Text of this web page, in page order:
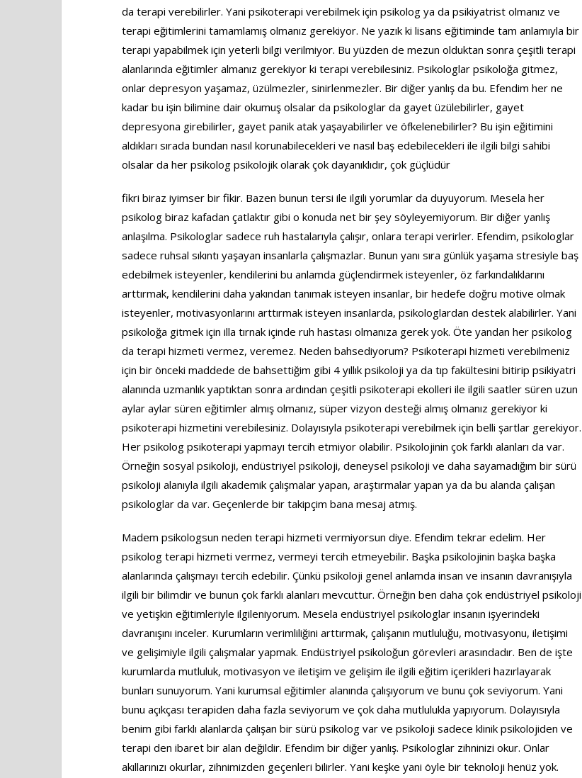
da terapi verebilirler. Yani psikoterapi verebilmek için psikolog ya da psikiyatrist olmanız ve
terapi eğitimlerini tamamlamış olmanız gerekiyor. Ne yazık ki lisans eğitiminde tam anlamıyla bir
terapi yapabilmek için yeterli bilgi verilmiyor. Bu yüzden de mezun olduktan sonra çeşitli terapi
alanlarında eğitimler almanız gerekiyor ki terapi verebilesiniz. Psikologlar psikoloğa gitmez,
onlar depresyon yaşamaz, üzülmezler, sinirlenmezler. Bir diğer yanlış da bu. Efendim her ne
kadar bu işin bilimine dair okumuş olsalar da psikologlar da gayet üzülebilirler, gayet
depresyona girebilirler, gayet panik atak yaşayabilirler ve öfkelenebilirler? Bu işin eğitimini
aldıkları sırada bundan nasıl korunabilecekleri ve nasıl baş edebilecekleri ile ilgili bilgi sahibi
olsalar da her psikolog psikolojik olarak çok dayanıklıdır, çok güçlüdür
fikri biraz iyimser bir fikir. Bazen bunun tersi ile ilgili yorumlar da duyuyorum. Mesela her
psikolog biraz kafadan çatlaktır gibi o konuda net bir şey söyleyemiyorum. Bir diğer yanlış
anlaşılma. Psikologlar sadece ruh hastalarıyla çalışır, onlara terapi verirler. Efendim, psikologlar
sadece ruhsal sıkıntı yaşayan insanlarla çalışmazlar. Bunun yanı sıra günlük yaşama stresiyle baş
edebilmek isteyenler, kendilerini bu anlamda güçlendirmek isteyenler, öz farkındalıklarını
arttırmak, kendilerini daha yakından tanımak isteyen insanlar, bir hedefe doğru motive olmak
isteyenler, motivasyonlarını arttırmak isteyen insanlarda, psikologlardan destek alabilirler. Yani
psikoloğa gitmek için illa tırnak içinde ruh hastası olmanıza gerek yok. Öte yandan her psikolog
da terapi hizmeti vermez, veremez. Neden bahsediyorum? Psikoterapi hizmeti verebilmeniz
için bir önceki maddede de bahsettiğim gibi 4 yıllık psikoloji ya da tıp fakültesini bitirip psikiyatri
alanında uzmanlık yaptıktan sonra ardından çeşitli psikoterapi ekolleri ile ilgili saatler süren uzun
aylar aylar süren eğitimler almış olmanız, süper vizyon desteği almış olmanız gerekiyor ki
psikoterapi hizmetini verebilesiniz. Dolayısıyla psikoterapi verebilmek için belli şartlar gerekiyor.
Her psikolog psikoterapi yapmayı tercih etmiyor olabilir. Psikolojinin çok farklı alanları da var.
Örneğin sosyal psikoloji, endüstriyel psikoloji, deneysel psikoloji ve daha sayamadığım bir sürü
psikoloji alanıyla ilgili akademik çalışmalar yapan, araştırmalar yapan ya da bu alanda çalışan
psikologlar da var. Geçenlerde bir takipçim bana mesaj atmış.
Madem psikologsun neden terapi hizmeti vermiyorsun diye. Efendim tekrar edelim. Her
psikolog terapi hizmeti vermez, vermeyi tercih etmeyebilir. Başka psikolojinin başka başka
alanlarında çalışmayı tercih edebilir. Çünkü psikoloji genel anlamda insan ve insanın davranışıyla
ilgili bir bilimdir ve bunun çok farklı alanları mevcuttur. Örneğin ben daha çok endüstriyel psikoloji
ve yetişkin eğitimleriyle ilgileniyorum. Mesela endüstriyel psikologlar insanın işyerindeki
davranışını inceler. Kurumların verimliliğini arttırmak, çalışanın mutluluğu, motivasyonu, iletişimi
ve gelişimiyle ilgili çalışmalar yapmak. Endüstriyel psikoloğun görevleri arasındadır. Ben de işte
kurumlarda mutluluk, motivasyon ve iletişim ve gelişim ile ilgili eğitim içerikleri hazırlayarak
bunları sunuyorum. Yani kurumsal eğitimler alanında çalışıyorum ve bunu çok seviyorum. Yani
bunu açıkçası terapiden daha fazla seviyorum ve çok daha mutlulukla yapıyorum. Dolayısıyla
benim gibi farklı alanlarda çalışan bir sürü psikolog var ve psikoloji sadece klinik psikolojiden ve
terapi den ibaret bir alan değildir. Efendim bir diğer yanlış. Psikologlar zihninizi okur. Onlar
akıllarınızı okurlar, zihnimizden geçenleri bilirler. Yani keşke yani öyle bir teknoloji henüz yok.